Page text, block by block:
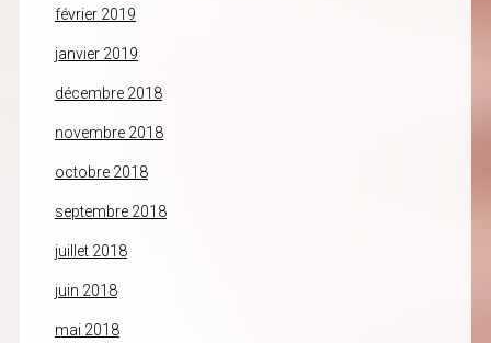
février 2019
janvier 2019
décembre 2018
novembre 2018
octobre 2018
septembre 2018
juillet 2018
juin 2018
mai 2018